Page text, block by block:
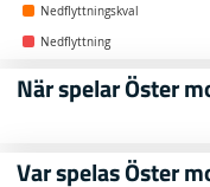
Nedflyttningskval
Nedflyttning
När spelar Öster
Var spelas Öster